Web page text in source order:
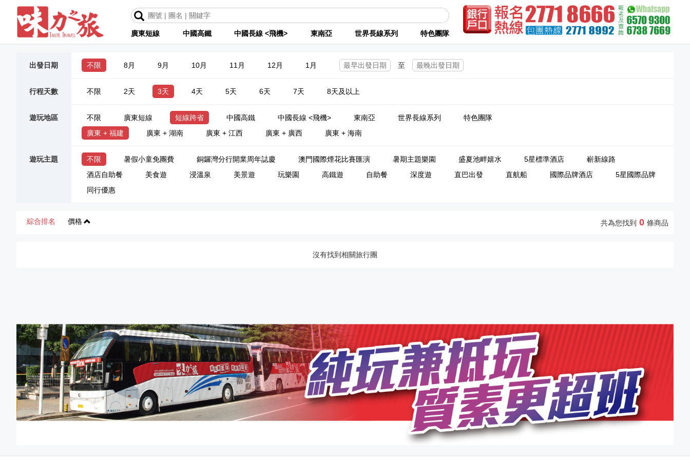
廣東短線 中國高鐵 中國長線 <飛機> 東南亞 世界長線系列 特色團隊
出發日期 不限 8月 9月 10月 11月 12月 1月 至
行程天數 不限 2天 3天 4天 5天 6天 7天 8天及以上
遊玩地區 不限 廣東短線 短線跨省 中國高鐵 中國長線 <飛機> 東南亞 世界長線系列
特色團隊
廣東 + 福建
廣東 + 湖南 廣東 + 江西 廣東 + 廣西 廣東 + 海南
遊玩主題 不限 暑假小童免團費 銅鑼灣分行開業周年誌慶 澳門國際煙花比賽匯演 暑期主題樂園 盛夏池畔嬉水 5星標準酒店
嶄新線路
酒店自助餐
美食遊 浸溫泉 美景遊 玩樂園 高鐵遊 自助餐 深度遊 直巴出發 直航船 國際品牌酒店
5星國際品牌
同行優惠
綜合排名 價格 共為您找到 0 條商品
沒有找到相關旅行團